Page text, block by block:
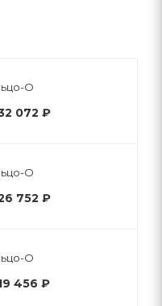
О
072 ₽
О
752 ₽
О
456 ₽